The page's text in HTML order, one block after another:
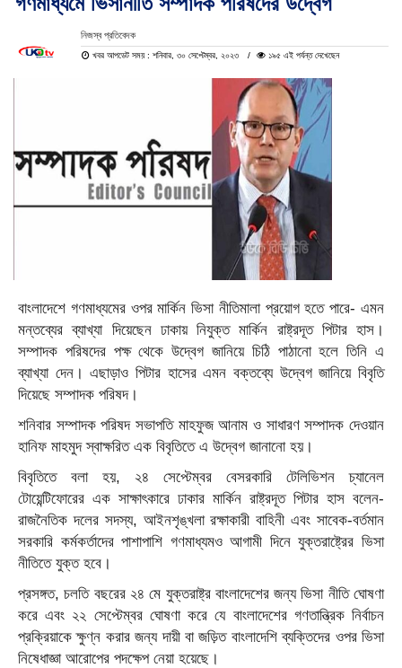
নিজস্ব প্রতিবেদক
খবর আপডেট সময় : শনিবার, ৩০ সেপ্টেম্বর, ২০২৩ ১৯৫ এই পর্যন্ত দেখেছেন
বাংলাদেশে গণমাধ্যমের ওপর মার্কিন ভিসা নীতিমালা প্রয়োগ হতে পারে- এমন
মন্তব্যের ব্যাখ্যা দিয়েছেন ঢাকায় নিযুক্ত মার্কিন রাষ্ট্রদূত পিটার হাস।
সম্পাদক পরিষদের পক্ষ থেকে উদ্বেগ জানিয়ে চিঠি পাঠানো হলে তিনি এ
ব্যাখ্যা দেন। এছাড়াও পিটার হাসের এমন বক্তব্যে উদ্বেগ জানিয়ে বিবৃতি
দিয়েছে সম্পাদক পরিষদ।
শনিবার সম্পাদক পরিষদ সভাপতি মাহফুজ আনাম ও সাধারণ সম্পাদক দেওয়ান
হানিফ মাহমুদ স্বাক্ষরিত এক বিবৃতিতে এ উদ্বেগ জানানো হয়।
বিবৃতিতে বলা হয়, ২৪ সেপ্টেম্বর বেসরকারি টেলিভিশন চ্যানেল
টোয়েন্টিফোরের এক সাক্ষাৎকারে ঢাকার মার্কিন রাষ্ট্রদূত পিটার হাস বলেন-
রাজনৈতিক দলের সদস্য, আইনশৃঙ্খলা রক্ষাকারী বাহিনী এবং সাবেক-বর্তমান
সরকারি কর্মকর্তাদের পাশাপাশি গণমাধ্যমও আগামী দিনে যুক্তরাষ্ট্রের ভিসা
নীতিতে যুক্ত হবে।
প্রসঙ্গত, চলতি বছরের ২৪ মে যুক্তরাষ্ট্র বাংলাদেশের জন্য ভিসা নীতি ঘোষণা
করে এবং ২২ সেপ্টেম্বর ঘোষণা করে যে বাংলাদেশের গণতান্ত্রিক নির্বাচন
প্রক্রিয়াকে ক্ষুণ্ন করার জন্য দায়ী বা জড়িত বাংলাদেশি ব্যক্তিদের ওপর ভিসা
নিষেধাজ্ঞা আরোপের পদক্ষেপ নেয়া হয়েছে।